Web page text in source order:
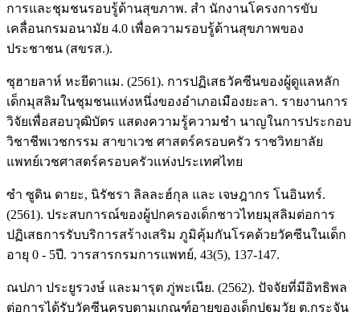
การและชุมชนรอบรู้ด้านสุขภาพ. สำ นักงานโครงการขับ
เคลื่อนกรมอนามัย 4.0 เพื่อความรอบรู้ด้านสุขภาพของ
ประชาชน (สขรส.).
ซุฮายลาห์ หะยีดาแม. (2561). การปฏิเสธวัคซีนของผู้ดูแลหลัก
เด็กมุสลิมในชุมชนแห่งหนึ่งของอำเภอเมืองยะลา. รายงานการ
วิจัยเพื่อสอบวุฒิบัตร แสดงความรู้ความชำ นาญในการประกอบ
วิชาชีพเวชกรรม สาขาเวช ศาสตร์ครอบครัว ราชวิทยาลัย
แพทย์เวชศาสตร์ครอบครัวแห่งประเทศไทย
ซำ ซูดิน ดายะ, นิรัชรา ลิลละฮ์กุล และ เจษฎากร โนอินทร์.
(2561). ประสบการณ์ของผู้ปกครองเด็กชาวไทยมุสลิมต่อการ
ปฏิเสธการรับบริการสร้างเสริม ภูมิคุ้มกันโรคด้วยวัคซีนในเด็ก
อายุ 0 - 5ปี. วารสารกรมการแพทย์, 43(5), 137-147.
ณปภา ประยูรวงษ์ และมารุต ภู่พะเนีย. (2562). ปัจจัยที่มีอิทธิพล
ต่อการได้รับวัคซีนครบตามเกณฑ์อายุของเด็กปฐมวัย ต.กระจัน